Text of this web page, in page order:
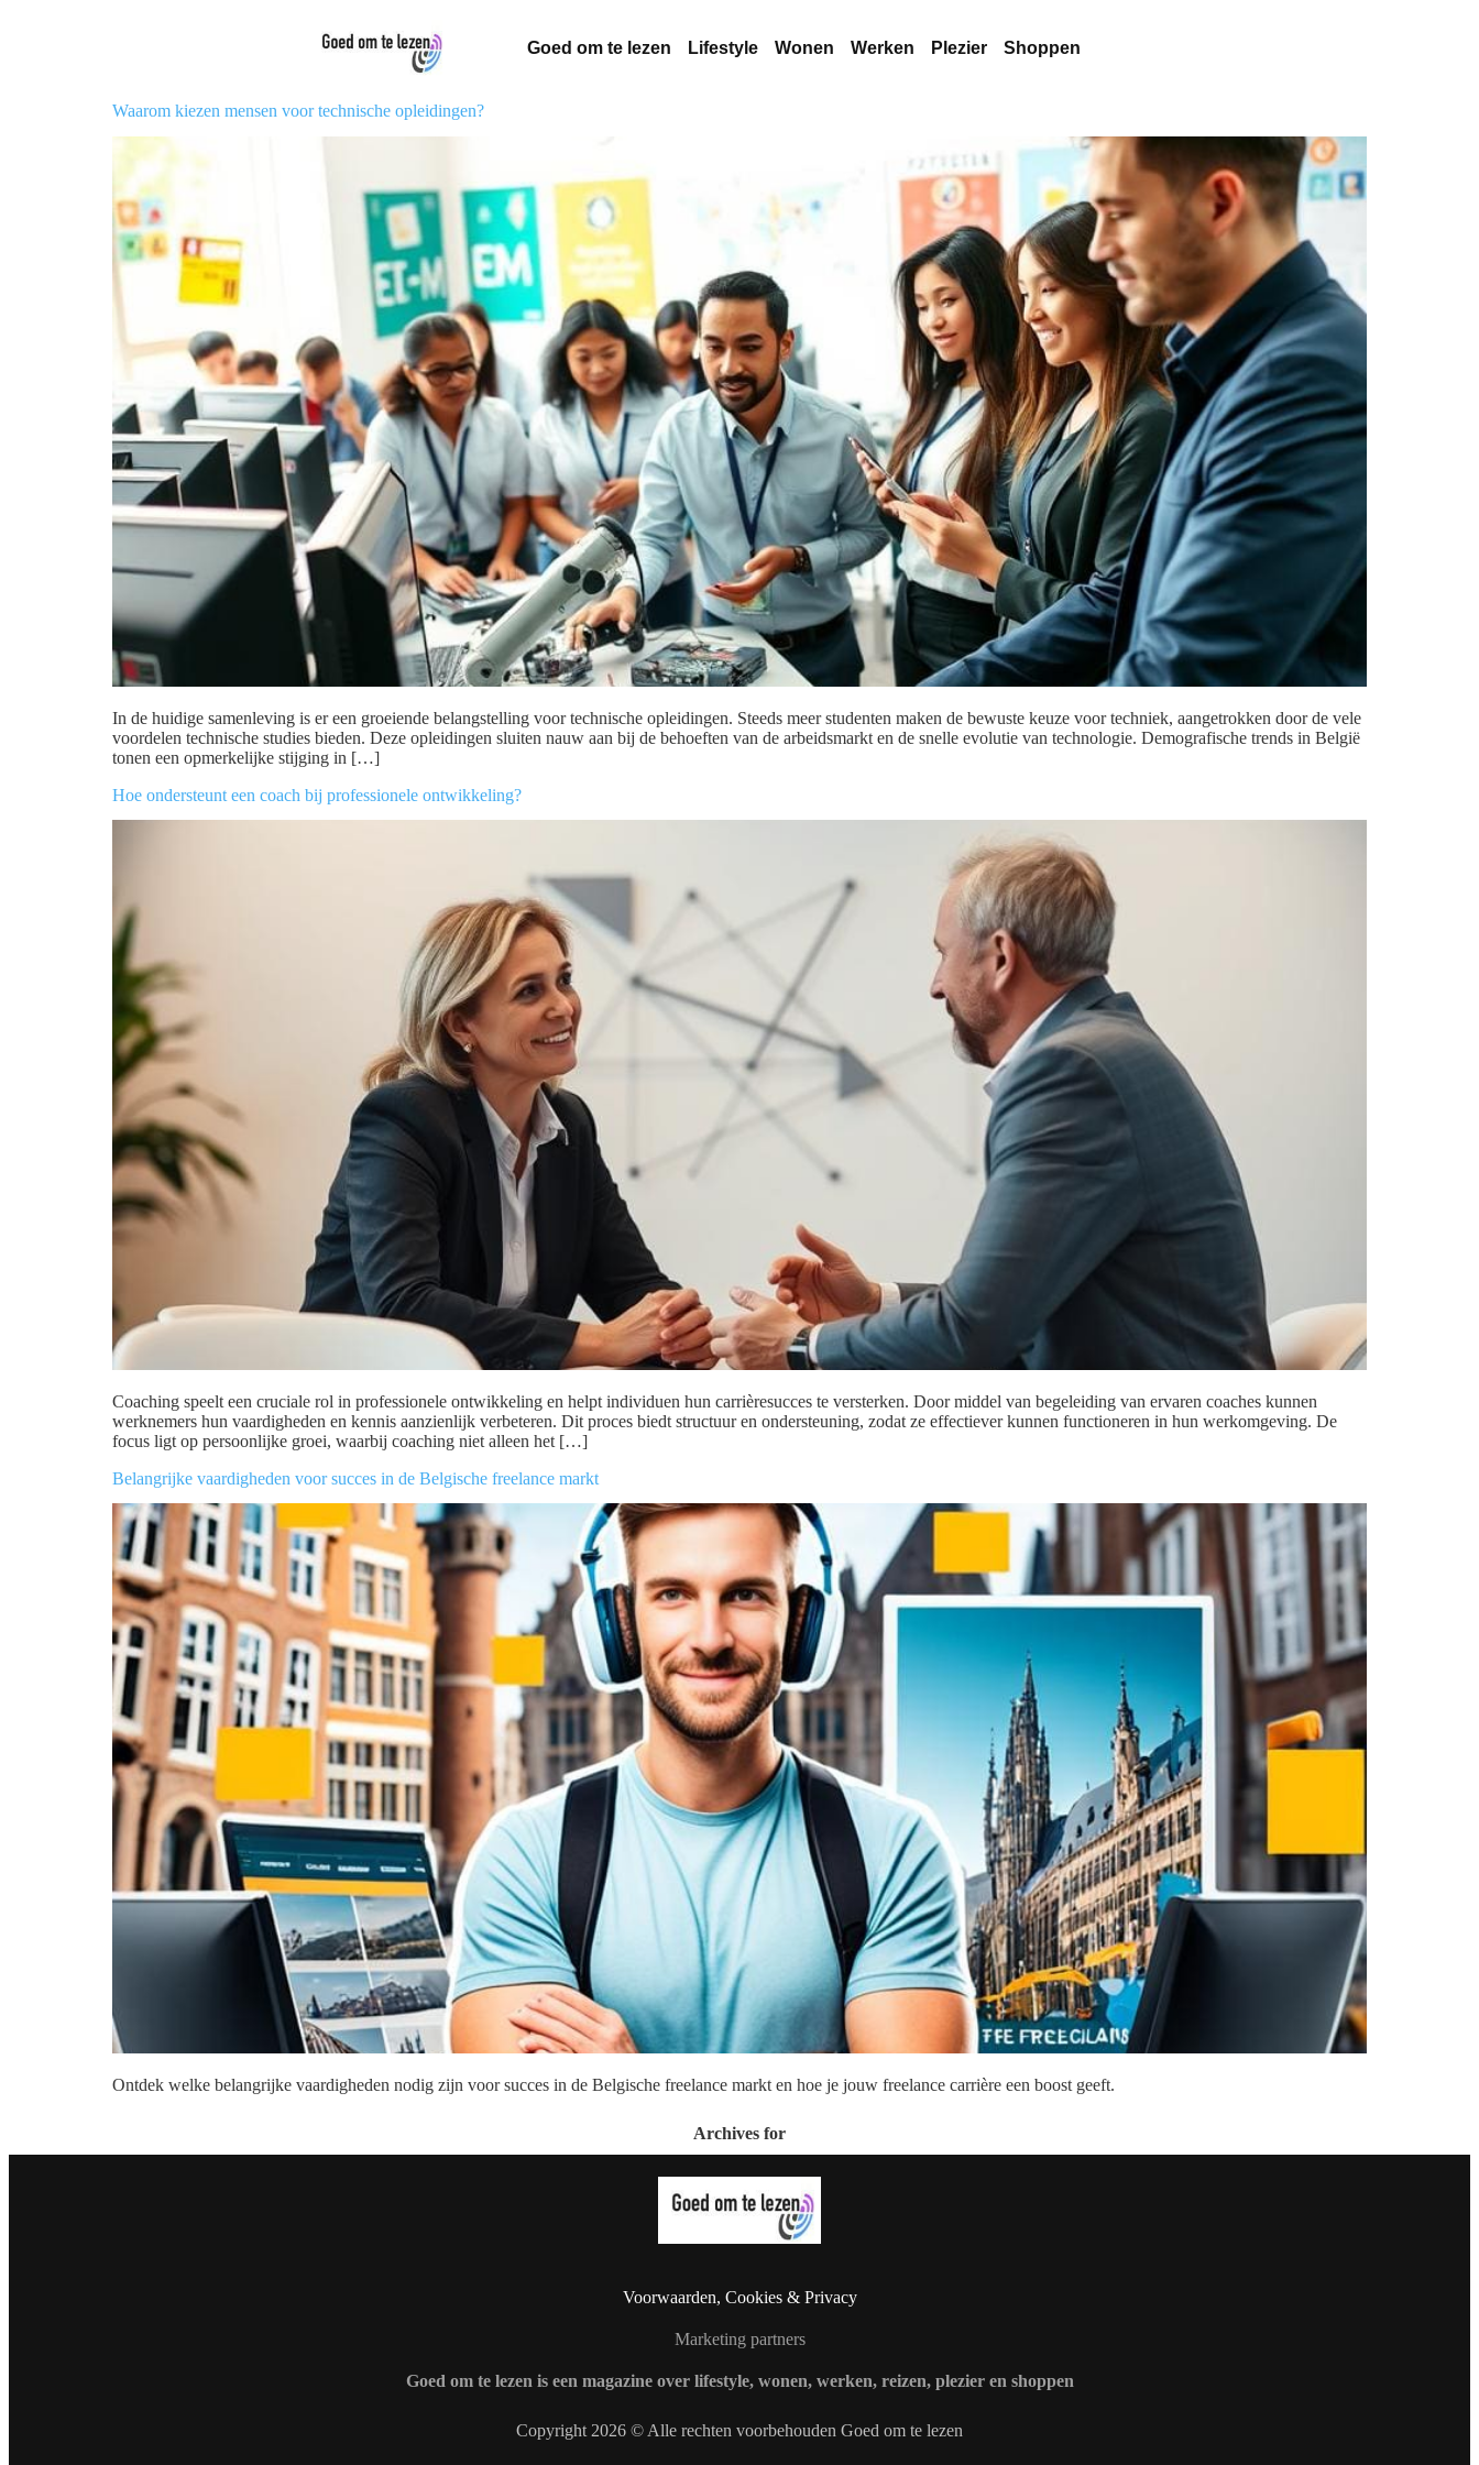
Goed om te lezen Lifestyle Wonen Werken Plezier Shoppen
Waarom kiezen mensen voor technische opleidingen?
In de huidige samenleving is er een groeiende belangstelling voor technische opleidingen. Steeds meer studenten maken de bewuste keuze voor techniek, aangetrokken door de vele
voordelen technische studies bieden. Deze opleidingen sluiten nauw aan bij de behoeften van de arbeidsmarkt en de snelle evolutie van technologie. Demografische trends in België
tonen een opmerkelijke stijging in […]
Hoe ondersteunt een coach bij professionele ontwikkeling?
Coaching speelt een cruciale rol in professionele ontwikkeling en helpt individuen hun carrièresucces te versterken. Door middel van begeleiding van ervaren coaches kunnen
werknemers hun vaardigheden en kennis aanzienlijk verbeteren. Dit proces biedt structuur en ondersteuning, zodat ze effectiever kunnen functioneren in hun werkomgeving. De
focus ligt op persoonlijke groei, waarbij coaching niet alleen het […]
Belangrijke vaardigheden voor succes in de Belgische freelance markt
Ontdek welke belangrijke vaardigheden nodig zijn voor succes in de Belgische freelance markt en hoe je jouw freelance carrière een boost geeft.
Archives for
Voorwaarden, Cookies & Privacy
Marketing partners
Goed om te lezen is een magazine over lifestyle, wonen, werken, reizen, plezier en shoppen
Copyright 2026 © Alle rechten voorbehouden Goed om te lezen